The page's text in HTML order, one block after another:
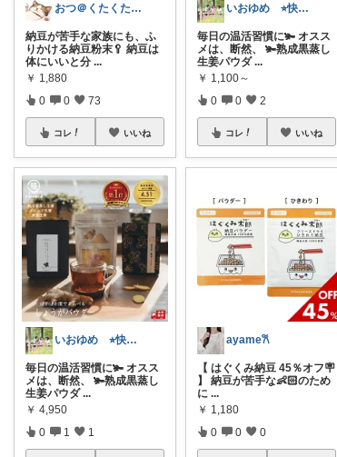
おつ＠くたくたのゆる健康
納豆が苦手な家族にも、ふ
りかける納豆粉末🥄 納豆は
体にいいと分 ...
￥ 1,880
0 0 73
コレ いいね
いおゆめ ⭐︎快適な暮らしと健康⭐︎
毎日の温活習慣に🫚 オスス
メは、断然、 🫚熟成黒蒸し
生姜パウダ ...
￥ 4,950
0 1 1
いおゆめ ⭐︎快適な暮らしと健康⭐︎
毎日の温活習慣に🫚 オスス
メは、断然、 🫚熟成黒蒸し
生姜パウダ ...
￥ 1,100～
0 0 2
コレ いいね
ayame𐙚
【 はぐくみ納豆 45％オフ🪧
】 納豆が苦手な👶🏻のため
に ...
￥ 1,180
0 0 0